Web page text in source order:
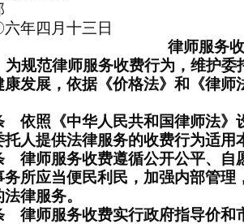
六年四月十三日
律师服务
规范律师服务收费行为，维护委
康发展，依据《价格法》和《律
依照《中华人民共和国律师法》
托人提供法律服务的收费行为适用
律师服务收费遵循公开公平、自
应当便民利民，加强内部管理
律服务。
律师服务收费实行政府指导价和